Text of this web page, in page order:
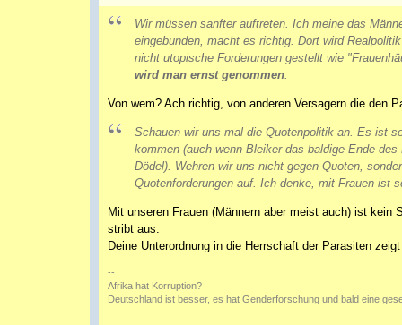
Wir müssen sanfter auftreten. Ich meine das
eingebunden, macht es richtig. Dort wird
nicht utopische Forderungen gestellt wie
wird man ernst genommen
Von wem? Ach richtig, von anderen Versagern die den
Schauen wir uns mal die Quotenpolitik an. Es ist
kommen (auch wenn Bleiker das baldige Ende
Dödel). Wehren wir uns nicht gegen Quoten,
Quotenforderungen auf. Ich denke, mit Frauen ist
Mit unseren Frauen (Männern aber meist auch) ist
stribt aus.
Deine Unterordnung in die Herrschaft der Parasiten
--
Afrika hat Korruption?
Deutschland ist besser, es hat Genderforschung und bald eine